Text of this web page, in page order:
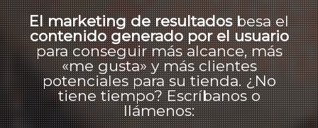
El marketing de resultadosbesa el
contenido generado por el usuario
para conseguir más alcance, más
«me gusta» y más clientes
potenciales para su tienda. ¿No
tiene tiempo? Escríbanos o
llámenos: